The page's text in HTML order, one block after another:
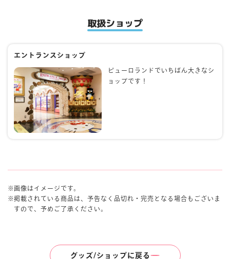
取扱ショップ
エントランスショップ
ピューロランドでいちばん大きなシ
ョップです！
画像はイメージです。
掲載されている商品は、予告なく品切れ・完売となる場合もございま
すので、予めご了承ください。
グッズ/ショップに戻る